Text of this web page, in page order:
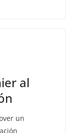
al
un